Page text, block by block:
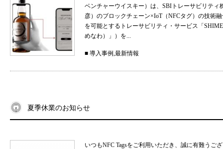
ベンチャーウイスキー）は、SBIトレーサビリテ
彦）のブロックチェーン×IoT（NFCタグ）の技術
を可能とするトレーサビリティ・サービス「
めなわ）」）を...
■ 導入事例,最新情報
夏季休業のお知らせ
いつもNFC Tagsをご利用いただき、誠に有難う